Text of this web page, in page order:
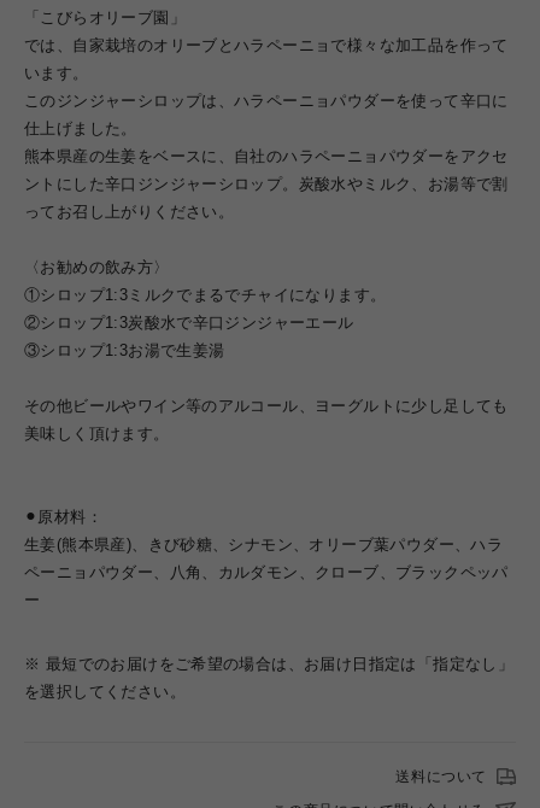
「こびらオリーブ園」
では、自家栽培のオリーブとハラペーニョで様々な加工品を作って
います。
このジンジャーシロップは、ハラペーニョパウダーを使って辛口に
仕上げました。
熊本県産の生姜をベースに、自社のハラペーニョパウダーをアクセ
ントにした辛口ジンジャーシロップ。炭酸水やミルク、お湯等で割
ってお召し上がりください。
〈 お勧めの飲み方〉
①シロップ1:3ミルクでまるでチャイになります。
②シロップ1:3炭酸水で辛口ジンジャーエール
③シロップ1:3お湯で生姜湯
その他ビールやワイン等のアルコール、ヨーグルトに少し足しても
美味しく頂けます。
⚫︎原材料：
生姜(熊本県産)、きび砂糖、シナモン、オリーブ葉パウダー、ハラ
ペーニョパウダー、八角、カルダモン、クローブ、ブラックペッパ
ー
※ 最短でのお届けをご希望の場合は、お届け日指定は「指定なし」
を選択してください。
送料について